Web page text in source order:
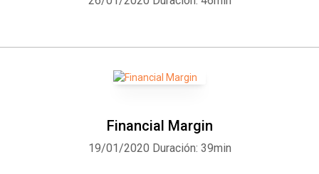
Financial Margin
19/01/2020 Duración: 39min